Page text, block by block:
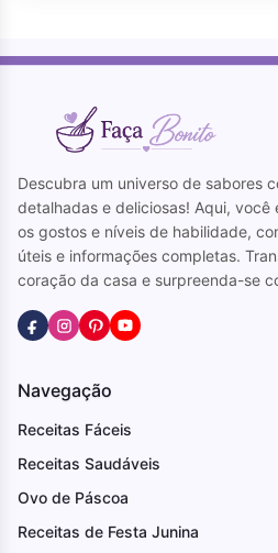
Descubra um universo de sabores
detalhadas e deliciosas! Aqui,
os gostos e níveis de habilidade,
úteis e informações completas.
coração da casa e surpreenda-se
Navegação
Receitas Fáceis
Receitas Saudáveis
Ovo de Páscoa
Receitas de Festa Junina